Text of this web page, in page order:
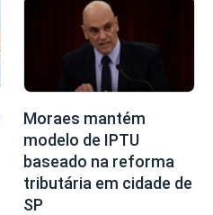
Moraes mantém
modelo de IPTU
baseado na reforma
tributária em cidade de
SP